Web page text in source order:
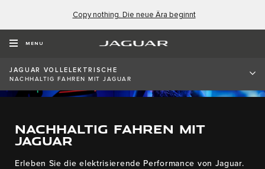
Copy nothing. Die neue Ära beginnt
MENU
JAGUAR VOLLELEKTRISCHE
NACHHALTIG FAHREN MIT JAGUAR
NACHHALTIG FAHREN MIT
JAGUAR
Erleben Sie die elektrisierende Performance von Jaguar.